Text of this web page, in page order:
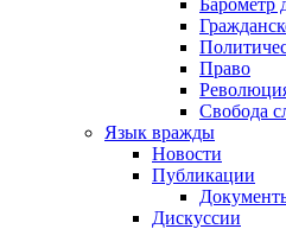
Барометр
Право
Свобода
Язык вражды
Новости
Публикации
Дискуссии